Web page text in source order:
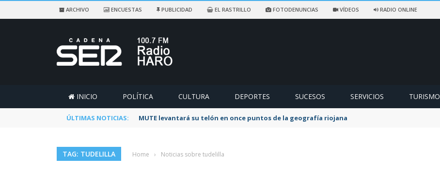
ARCHIVO ENCUESTAS PUBLICIDAD EL RASTRILLO FOTODENUNCIAS VÍDEOS RADIO ONLINE
INICIO POLÍTICA CULTURA DEPORTES SUCESOS SERVICIOS TURISMO
ÚLTIMAS NOTICIAS: MUTE levantará su telón en once puntos de la geografía riojana
TAG: TUDELILLA Home › Noticias sobre tudelilla